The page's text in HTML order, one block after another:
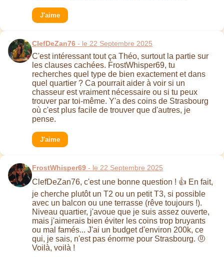
J'aime
ClefDeZan76 - le 22 Septembre 2025
C'est intéressant tout ça Théo, surtout la partie sur
les clauses cachées. FrostWhisper69, tu
recherches quel type de bien exactement et dans
quel quartier ? Ca pourrait aider à voir si un
chasseur est vraiment nécessaire ou si tu peux
trouver par toi-même. Y'a des coins de Strasbourg
où c'est plus facile de trouver que d'autres, je
pense.
J'aime
FrostWhisper69 - le 22 Septembre 2025
ClefDeZan76, c'est une bonne question ! 👍 En fait,
je cherche plutôt un T2 ou un petit T3, si possible
avec un balcon ou une terrasse (rêve toujours !).
Niveau quartier, j'avoue que je suis assez ouverte,
mais j'aimerais bien éviter les coins trop bruyants
ou mal famés... J'ai un budget d'environ 200k, ce
qui, je sais, n'est pas énorme pour Strasbourg. 🤨
Voilà, voilà !